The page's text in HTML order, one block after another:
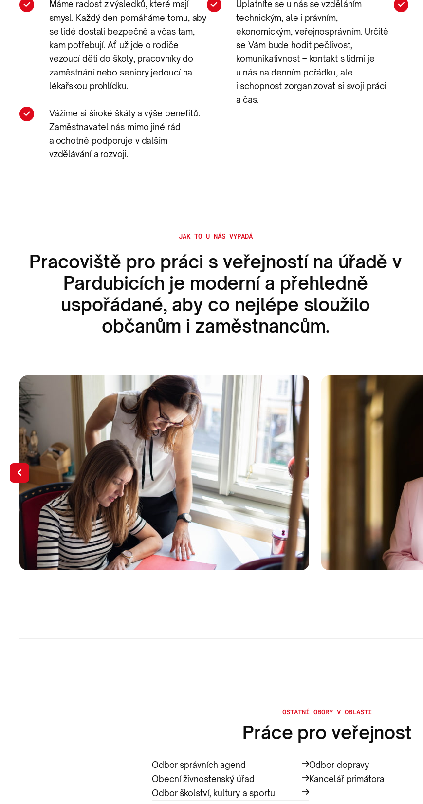
Máme radost z výsledků, které mají
smysl. Každý den pomáháme tomu, aby
se lidé dostali bezpečně a včas tam,
kam potřebují. Ať už jde o rodiče
vezoucí děti do školy, pracovníky do
zaměstnání nebo seniory jedoucí na
lékařskou prohlídku.
Uplatníte se u nás se vzděláním
technickým, ale i právním,
ekonomickým, veřejnosprávním. Určitě
se Vám bude hodit pečlivost,
komunikativnost – kontakt s lidmi je
u nás na denním pořádku, ale
i schopnost zorganizovat si svoji práci
a čas.
Vážíme si široké škály a výše benefitů.
Zaměstnavatel nás mimo jiné rád
a ochotně podporuje v dalším
vzdělávání a rozvoji.
JAK TO U NÁS VYPADÁ
Pracoviště pro práci s veřejností na úřadě v
Pardubicích je moderní a přehledně
uspořádané, aby co nejlépe sloužilo
občanům i zaměstnancům.
OSTATNÍ OBORY V OBLASTI
Práce pro veřejnost
Odbor správních agend
Odbor dopravy
Obecní živnostenský úřad
Kancelář primátora
Odbor školství, kultury a sportu